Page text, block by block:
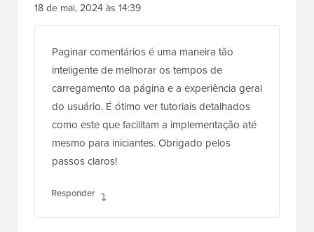
18 de mai, 2024 às 14:39
Paginar comentários é uma maneira tão
inteligente de melhorar os tempos de
carregamento da página e a experiência geral
do usuário. É ótimo ver tutoriais detalhados
como este que facilitam a implementação até
mesmo para iniciantes. Obrigado pelos
passos claros!
Responder